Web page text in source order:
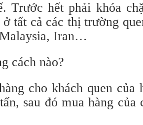
Trước hết phải khóa
tất cả các thị trường
Iran…
cách nào?
cho khách quen của
sau đó mua hàng